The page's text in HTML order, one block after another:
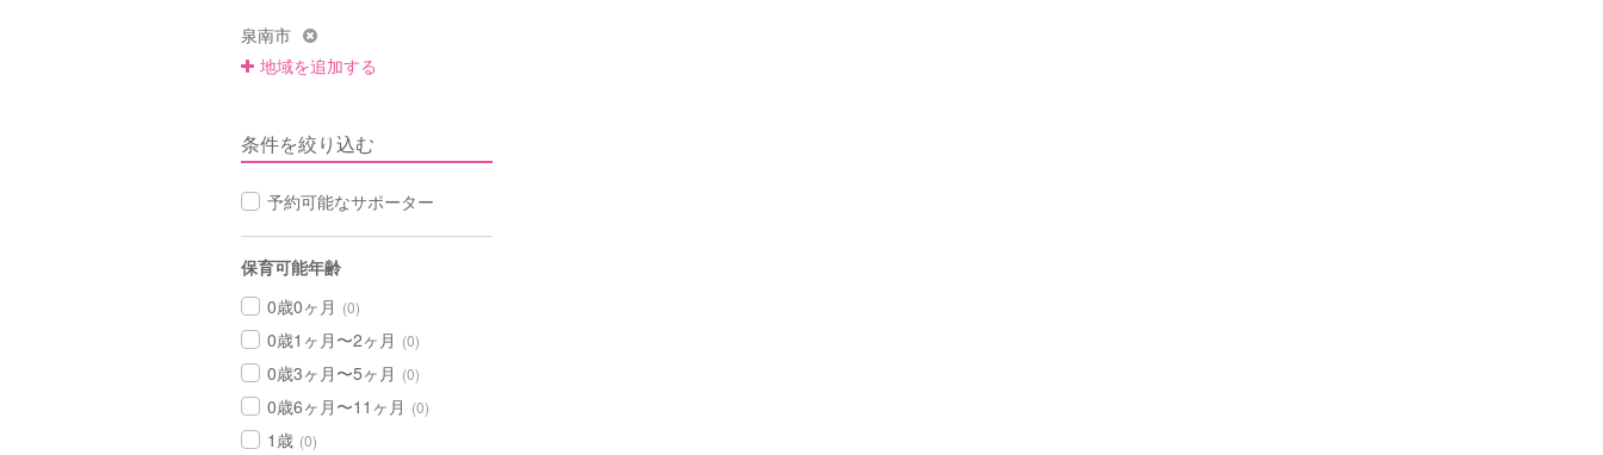
泉南市
地域を追加する
条件を絞り込む
予約可能なサポーター
保育可能年齢
0歳0ヶ月 (0)
0歳1ヶ月〜2ヶ月 (0)
0歳3ヶ月〜5ヶ月 (0)
0歳6ヶ月〜11ヶ月 (0)
1歳 (0)